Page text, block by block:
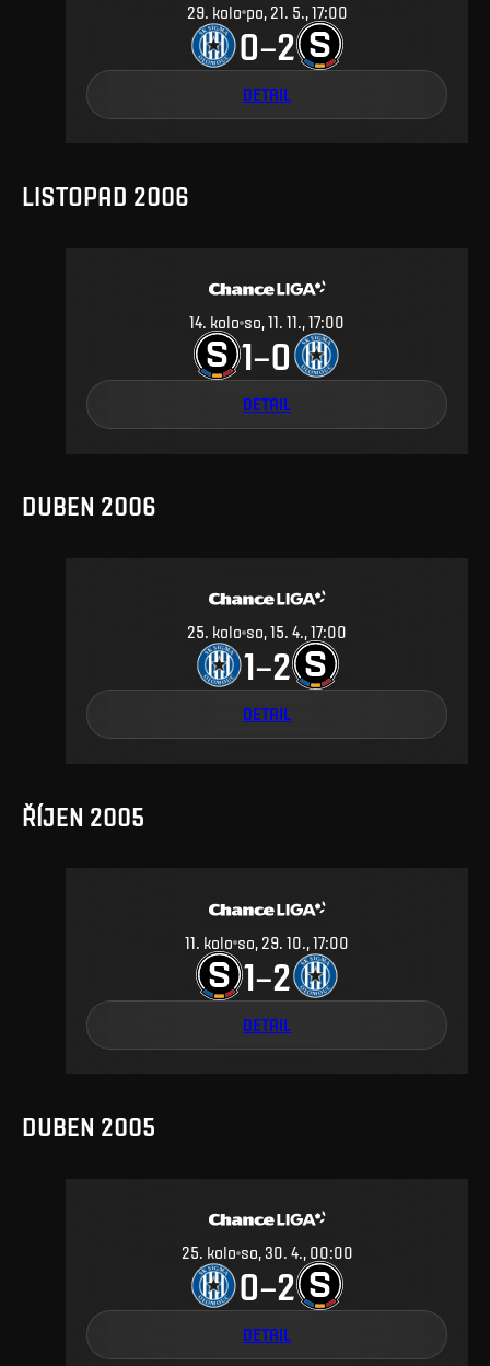
29. kolo po, 21. 5., 17:00
0–2
DETAIL
LISTOPAD 2006
14. kolo so, 11. 11., 17:00
1–0
DETAIL
DUBEN 2006
25. kolo so, 15. 4., 17:00
1–2
DETAIL
ŘÍJEN 2005
11. kolo so, 29. 10., 17:00
1–2
DETAIL
DUBEN 2005
25. kolo so, 30. 4., 00:00
0–2
DETAIL